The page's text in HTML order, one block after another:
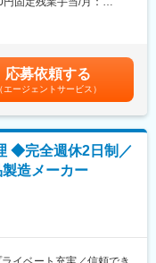
訪問をします。（1件あ
案 など
客様への訪問がありま
抗なく置いてくれる製
応じて決定します。・昇
3年目平均基本給＋各種手
業績連動給：月の予算達
金はあくまでも目安の金
があります。月給(月額)は
応募依頼する
（エージェントサービス）
◆完全週休2日制／
造メーカー